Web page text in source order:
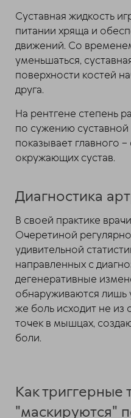
Суставная жидкость
питании хряща и
движений. Со
уменьшаться,
поверхности костей
друга.
На рентгене степень
по сужению
показывает главного
окружающих сустав.
Диагностика
В своей практике
Очеретиной
удивительной
направленных с
дегенеративные
обнаруживаются лишь
же боль исходит не из
точек в мышцах,
боли.
Как триггерные
"маскируются"